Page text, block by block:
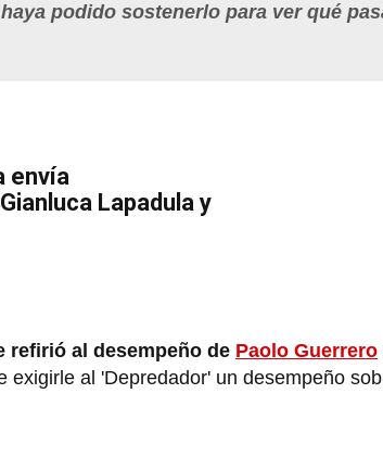
podido sostenerlo para ver qué
envía
Lapadula y
refirió al desempeño de Paolo Guerrero
al 'Depredador' un desempeño